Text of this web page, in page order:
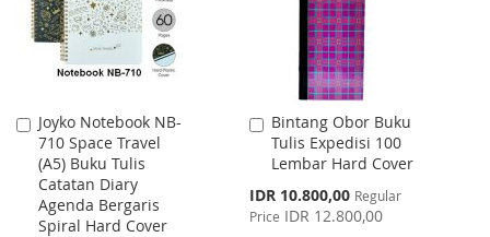
Joyko Notebook NB-
710 Space Travel
(A5) Buku Tulis
Catatan Diary
Agenda Bergaris
Spiral Hard Cover
Add
to
Cart
Bintang Obor Buku
Tulis Expedisi 100
Lembar Hard Cover
Special
Price
IDR 10.800,00 Regular
Price IDR 12.800,00
Add
to
Cart